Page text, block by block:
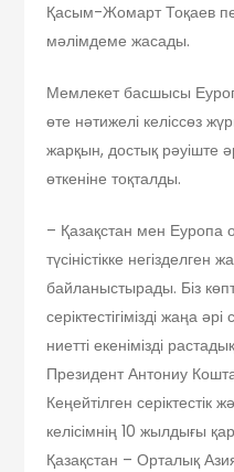
Қасым-Жомарт Тоқаев
мәлімдеме жасады.
Мемлекет басшысы
өте нәтижелі келіссөз
жарқын, достық рәуіште
өткеніне тоқталды.
– Қазақстан мен Еуропа
түсіністікке
байланыстырады. Біз
серіктестігімізді жаңа
ниетті екенімізді
Президент Антониу
Кеңейтілген
келісімнің 10 жылдығы
Қазақстан – Орталық